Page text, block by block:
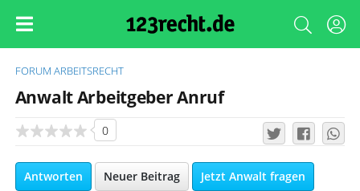
FORUM ARBEITSRECHT
Anwalt Arbeitgeber Anruf
0
Antworten Neuer Beitrag Jetzt Anwalt fragen